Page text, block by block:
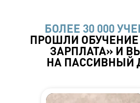
БОЛЕЕ 30 000
ПРОШЛИ ОБУЧЕНИЕ
ЗАРПЛАТА» И
НА ПАССИВНЫЙ